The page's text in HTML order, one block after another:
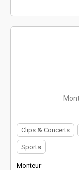
Clips & Concerts
Sports
Monteur